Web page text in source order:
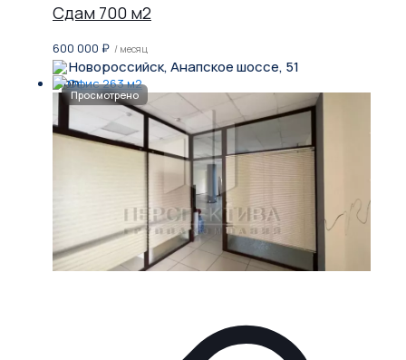
Сдам 700 м2
600 000 ₽ / месяц
Новороссийск, Анапское шоссе, 51